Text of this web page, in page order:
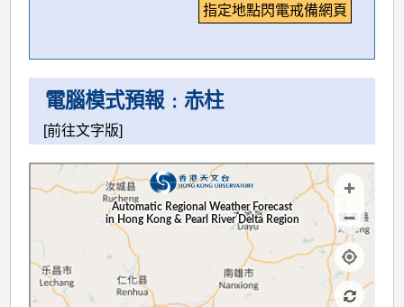
指定地點閃電戒備網頁
電腦模式預報﹕赤柱
[前往文字版]